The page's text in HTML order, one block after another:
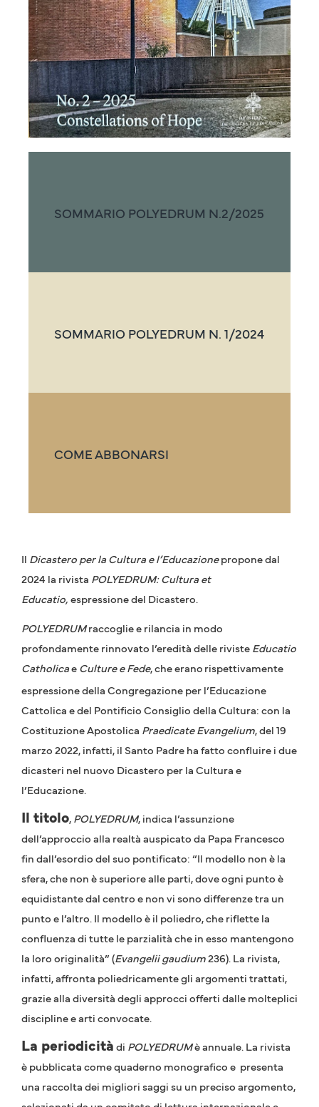
SOMMARIO POLYEDRUM N.2/2025
SOMMARIO POLYEDRUM N. 1/2024
COME ABBONARSI
Il Dicastero per la Cultura e l’Educazionepropone dal
2024 la rivista POLYEDRUM: Cultura et
Educatio,espressione del Dicastero.
POLYEDRUMraccoglie e rilancia in modo
profondamente rinnovato l’eredità delle rivisteEducatio
CatholicaeCulture e Fede, che eranorispettivamente
espressione della Congregazione per l’Educazione
Cattolica e del Pontificio Consiglio della Cultura: con la
Costituzione Apostolica Praedicate Evangelium, del 19
marzo 2022, infatti, il Santo Padre ha fatto confluire i due
dicasteri nel nuovo Dicastero per la Cultura e
l’Educazione.
Il titolo,POLYEDRUM, indica l’assunzione
dell’approccio alla realtà auspicato da Papa Francesco
fin dall’esordio del suo pontificato: “Il modello non è la
sfera, che non è superiore alle parti, dove ogni punto è
equidistante dal centro e non vi sono differenze tra un
punto e l’altro. Il modello è il poliedro, che riflette la
confluenza di tutte le parzialità che in esso mantengono
la loro originalità” (Evangelii gaudium236). La rivista,
infatti, affronta poliedricamente gli argomenti trattati,
grazie alla diversità degli approcci offerti dalle molteplici
discipline e arti convocate.
La periodicitàdi POLYEDRUMè annuale. La rivista
è pubblicata come quaderno monografico e presenta
una raccolta dei migliori saggi su un preciso argomento,